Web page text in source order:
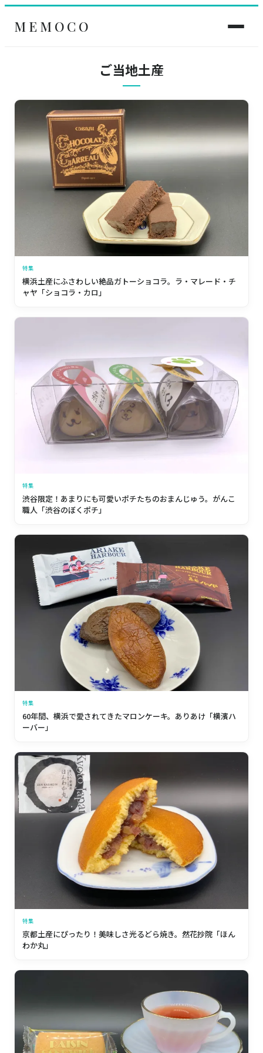
MEMOCO
ご当地土産
特集
横浜土産にふさわしい絶品ガトーショコラ。ラ・マレード・チ
ャヤ「ショコラ・カロ」
特集
渋谷限定！あまりにも可愛いポチたちのおまんじゅう。がんこ
職人「渋谷のぼくポチ」
特集
60年間、横浜で愛されてきたマロンケーキ。ありあけ「横濱ハ
ーバー」
特集
京都土産にぴったり！美味しさ光るどら焼き。然花抄院「ほん
わか丸」